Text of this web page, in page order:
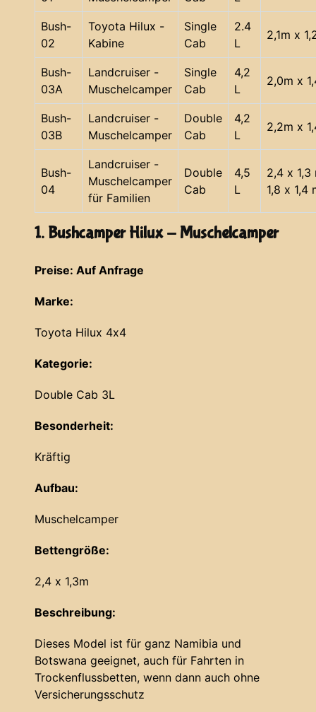
Bush-
02
Toyota Hilux -
Kabine
Single
Cab
2.4
L
2,1m x
Bush-
03A
Landcruiser -
Muschelcamper
Single
Cab
4,2
L
2,0m x
Bush-
03B
Landcruiser -
Muschelcamper
Double
Cab
4,2
L
2,2m x
Bush-
04
Landcruiser -
Muschelcamper
für Familien
Double
Cab
4,5
L
2,4 x 1,3
1,8 x 1,4
1. Bushcamper Hilux - Muschelcamper
Preise: Auf Anfrage
Marke:
Toyota Hilux 4x4
Kategorie:
Double Cab 3L
Besonderheit:
Kräftig
Aufbau:
Muschelcamper
Bettengröße:
2,4 x 1,3m
Beschreibung:
Dieses Model ist für ganz Namibia und
Botswana geeignet, auch für Fahrten in
Trockenflussbetten, wenn dann auch ohne
Versicherungsschutz